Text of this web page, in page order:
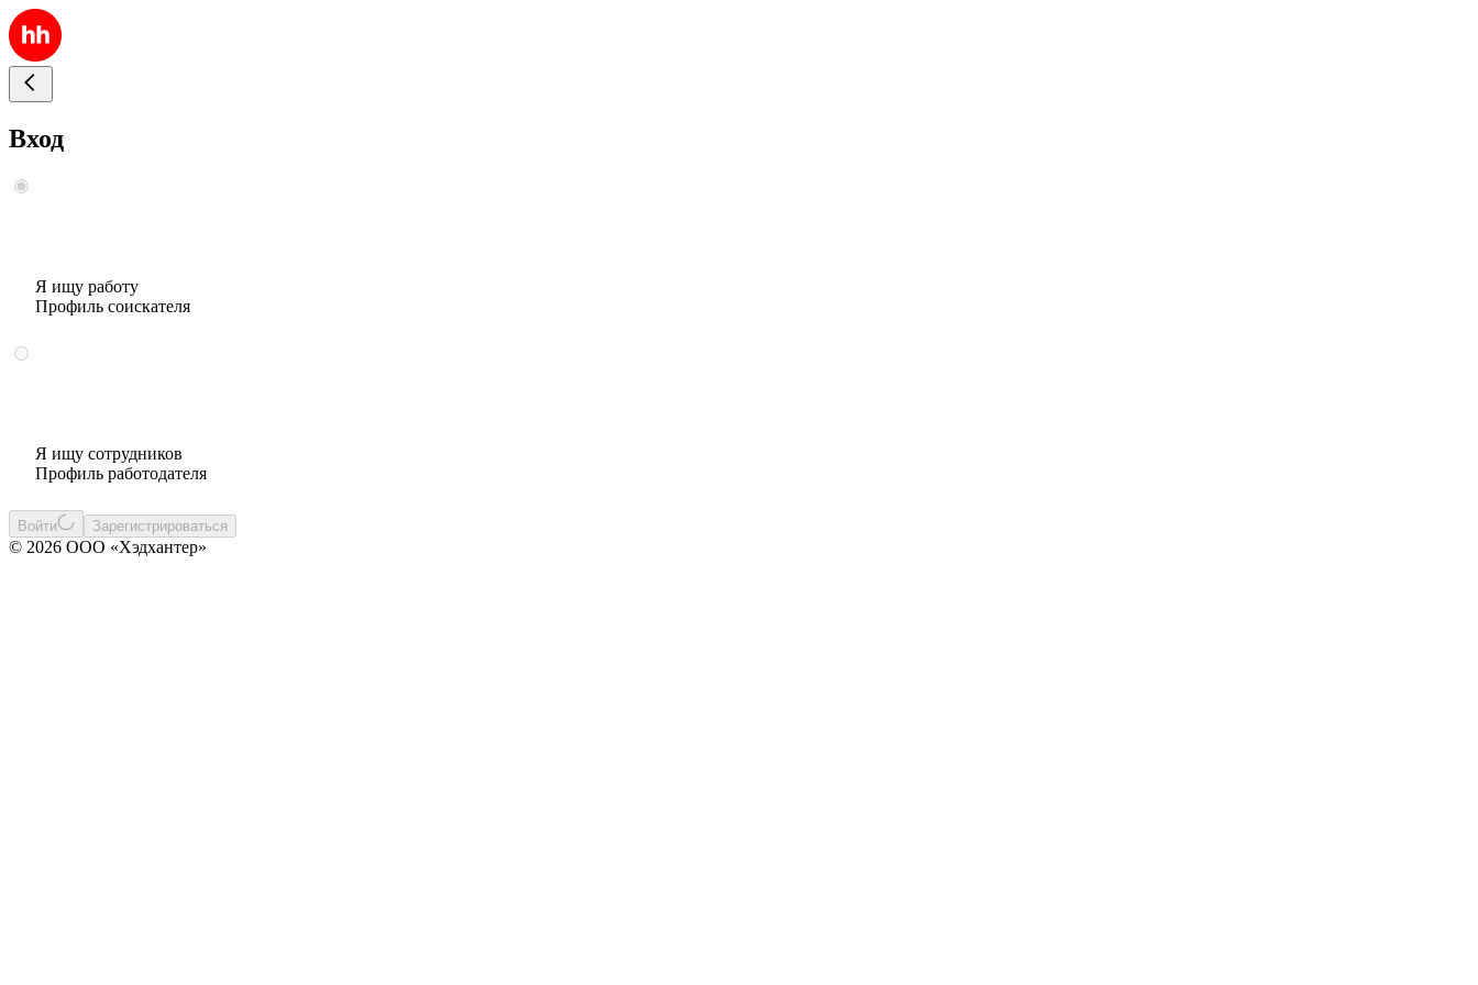
Вход
Я ищу работу
Профиль соискателя
Я ищу сотрудников
Профиль работодателя
Войти Зарегистрироваться
© 2026 ООО «Хэдхантер»